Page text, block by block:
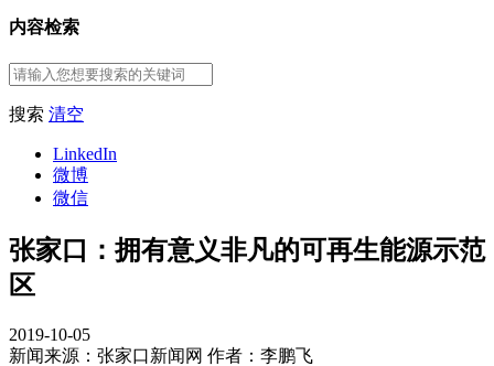
内容检索
搜索 清空
LinkedIn
微博
微信
张家口：拥有意义非凡的可再生能源示范
区
2019-10-05
新闻来源：张家口新闻网 作者：李鹏飞